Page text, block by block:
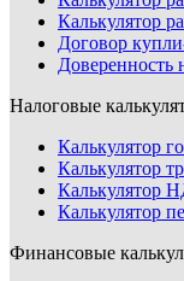
Калькулятор
Договор
Доверенность
Налоговые
Калькулятор
Калькулятор
Калькулятор
Калькулятор
Финансовые